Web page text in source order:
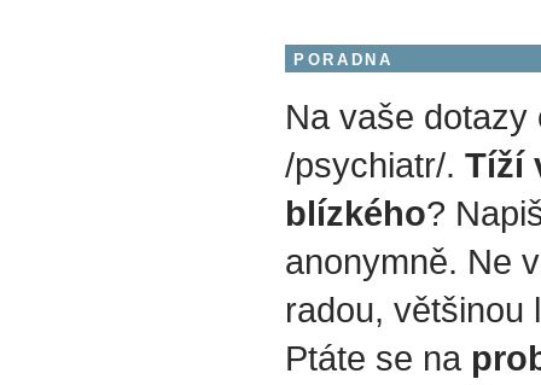
PORADNA
Na vaše dotazy
/psychiatr/. Tíží
blízkého?
anonymně. Ne
radou, většinou
Ptáte se na